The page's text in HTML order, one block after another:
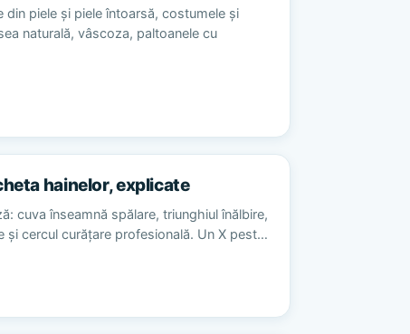
din piele și piele întoarsă, costumele și
naturală, vâscoza, paltoanele cu
hainelor, explicate
cuva înseamnă spălare, triunghiul înălbire,
și cercul curățare profesională. Un X pest…